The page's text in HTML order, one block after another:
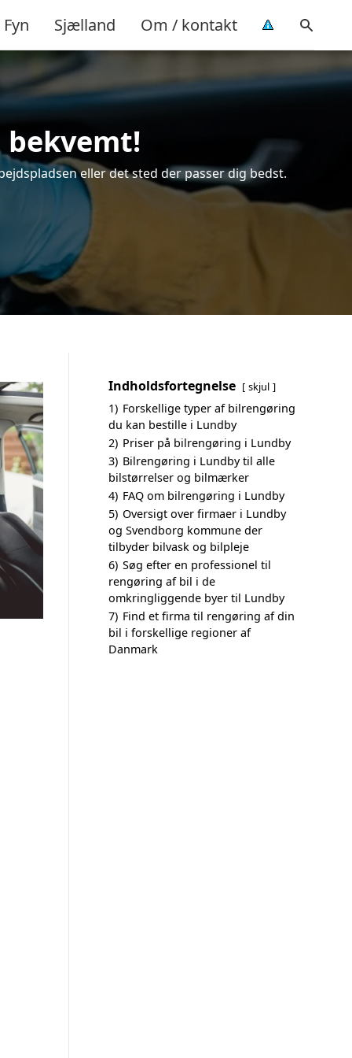
Fyn Sjælland Om / kontakt
bekvemt!
eller det sted der passer dig bedst.
Indholdsfortegnelse skjul
1) Forskellige typer af bilrengøring
du kan bestille i Lundby
2) Priser på bilrengøring i Lundby
3) Bilrengøring i Lundby til alle
bilstørrelser og bilmærker
4) FAQ om bilrengøring i Lundby
5) Oversigt over firmaer i Lundby
og Svendborg kommune der
tilbyder bilvask og bilpleje
6) Søg efter en professionel til
rengøring af bil i de
omkringliggende byer til Lundby
7) Find et firma til rengøring af din
bil i forskellige regioner af
Danmark